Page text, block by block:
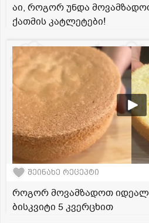
აი, როგორ უნდა
ქათმის კატლეტები!
შეინახე რეცეპტი
როგორ მოვამზადოთ
ბისკვიტი 5 კვერცხით